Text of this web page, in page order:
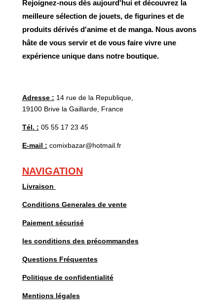
Rejoignez-nous dès aujourd'hui et découvrez la
meilleure sélection de jouets, de figurines et de
produits dérivés d'anime et de manga. Nous avons
hâte de vous servir et de vous faire vivre une
expérience unique dans notre boutique.
Adresse : 14 rue de la Republique,
19100 Brive la Gaillarde, France
Tél. : 05 55 17 23 45
E-mail : comixbazar@hotmail.fr
NAVIGATION
Livraison
Conditions Generales de vente
Paiement sécurisé
les conditions des précommandes
Questions Fréquentes
Politique de confidentialité
Mentions légales